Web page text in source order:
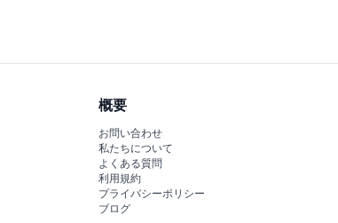
概要
お問い合わせ
私たちについて
よくある質問
利用規約
プライバシーポリシー
ブログ